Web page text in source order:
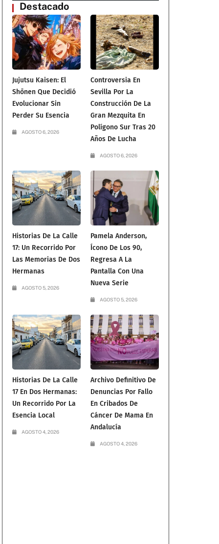
Destacado
Jujutsu Kaisen: El
Shōnen Que Decidió
Evolucionar Sin
Perder Su Esencia
AGOSTO 6, 2026
Controversia En
Sevilla Por La
Construcción De La
Gran Mezquita En
Polígono Sur Tras 20
Años De Lucha
AGOSTO 6, 2026
Historias De La Calle
17: Un Recorrido Por
Las Memorias De Dos
Hermanas
AGOSTO 5, 2026
Pamela Anderson,
Ícono De Los 90,
Regresa A La
Pantalla Con Una
Nueva Serie
AGOSTO 5, 2026
Historias De La Calle
17 En Dos Hermanas:
Un Recorrido Por La
Esencia Local
AGOSTO 4, 2026
Archivo Definitivo De
Denuncias Por Fallo
En Cribados De
Cáncer De Mama En
Andalucía
AGOSTO 4, 2026